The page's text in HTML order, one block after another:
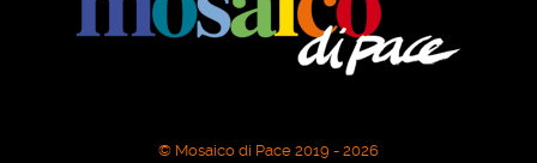
© Mosaico di Pace 2019 - 2026